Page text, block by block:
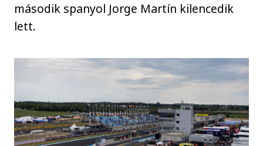
második spanyol Jorge Martín kilencedik
lett.